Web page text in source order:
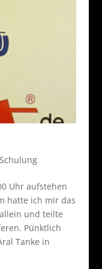
Uhr aufstehen
hatte ich mir das
und teilte
Pünktlich
Tanke in